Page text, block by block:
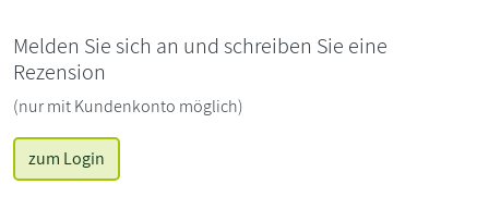
Melden Sie sich an und schreiben Sie eine
Rezension
(nur mit Kundenkonto möglich)
zum Login